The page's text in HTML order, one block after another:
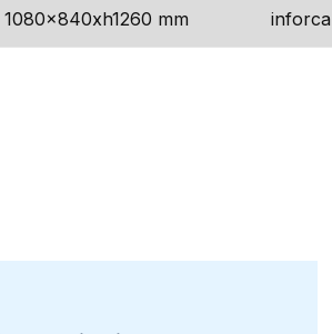
1080x840xh1260 mm